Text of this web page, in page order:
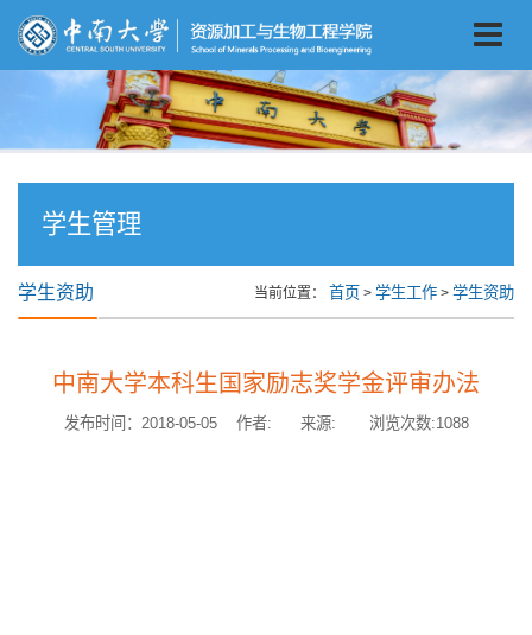
学生管理
学生资助 当前位置： 首页 > 学生工作 > 学生资助
中南大学本科生国家励志奖学金评审办法
发布时间：2018-05-05 作者: 来源: 浏览次数:1088